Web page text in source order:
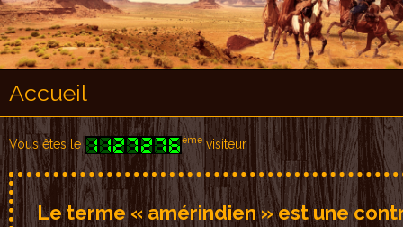
Accueil
Vous êtes le ème visiteur
Le terme « amérindien » est une